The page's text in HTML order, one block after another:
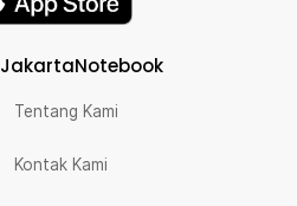
JakartaNotebook
Tentang Kami
Kontak Kami